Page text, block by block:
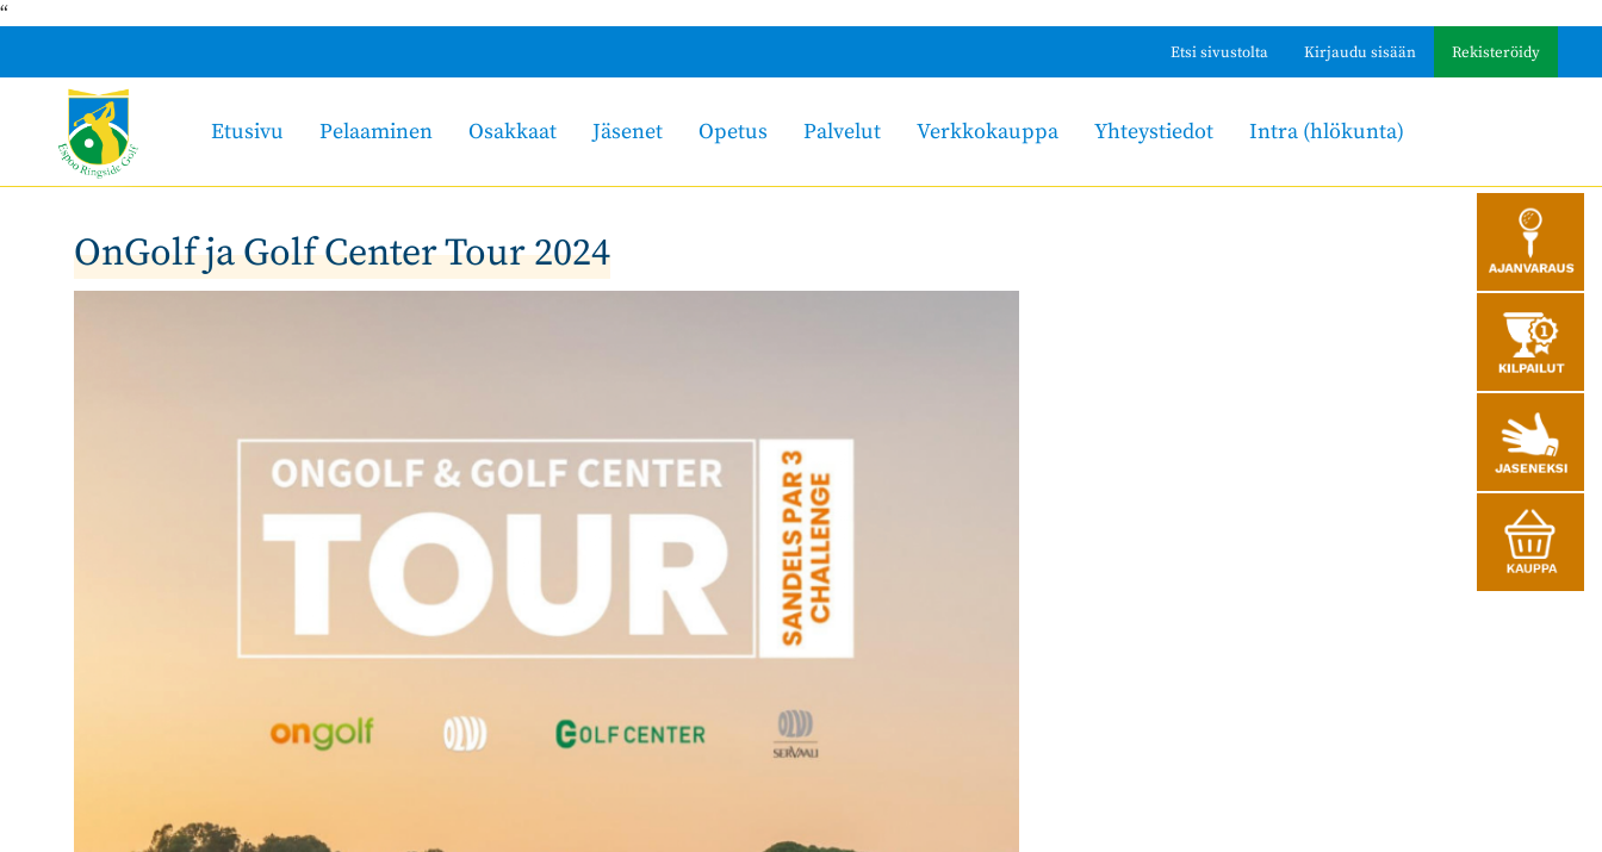
“
Etsi sivustolta Kirjaudu sisään Rekisteröidy
Etusivu Pelaaminen Osakkaat Jäsenet Opetus Palvelut Verkkokauppa Yhteystiedot Intra (hlökunta)
OnGolf ja Golf Center Tour 2024